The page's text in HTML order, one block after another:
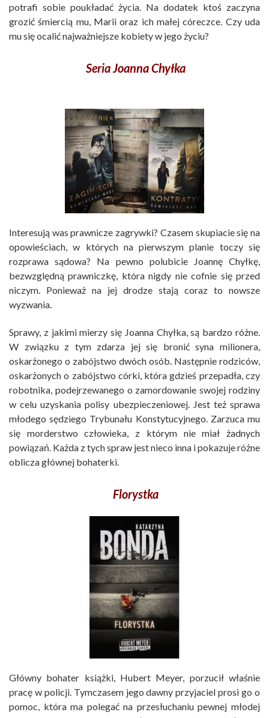
potrafi sobie poukładać życia. Na dodatek ktoś zaczyna
grozić śmiercią mu, Marii oraz ich małej córeczce. Czy uda
mu się ocalić najważniejsze kobiety w jego życiu?
Seria Joanna Chyłka
Interesują was prawnicze zagrywki? Czasem skupiacie się na
opowieściach, w których na pierwszym planie toczy się
rozprawa sądowa? Na pewno polubicie Joannę Chyłkę,
bezwzględną prawniczkę, która nigdy nie cofnie się przed
niczym. Ponieważ na jej drodze stają coraz to nowsze
wyzwania.
Sprawy, z jakimi mierzy się Joanna Chyłka, są bardzo różne.
W związku z tym zdarza jej się bronić syna milionera,
oskarżonego o zabójstwo dwóch osób. Następnie rodziców,
oskarżonych o zabójstwo córki, która gdzieś przepadła, czy
robotnika, podejrzewanego o zamordowanie swojej rodziny
w celu uzyskania polisy ubezpieczeniowej. Jest też sprawa
młodego sędziego Trybunału Konstytucyjnego. Zarzuca mu
się morderstwo człowieka, z którym nie miał żadnych
powiązań. Każda z tych spraw jest nieco inna i pokazuje różne
oblicza głównej bohaterki.
Florystka
Główny bohater książki, Hubert Meyer, porzucił właśnie
pracę w policji. Tymczasem jego dawny przyjaciel prosi go o
pomoc, która ma polegać na przesłuchaniu pewnej młodej